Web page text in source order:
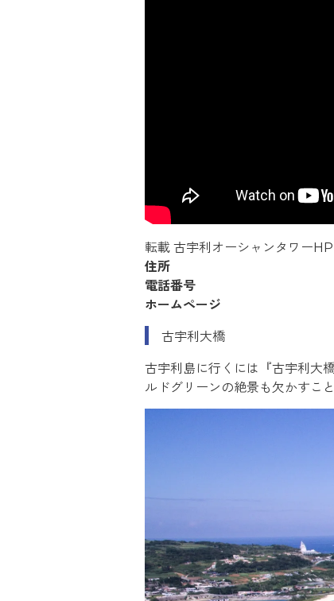
転載 古宇利オーシャンタワーHP
住所
電話番号
ホームページ
古宇利大橋
古宇利島に行くには『古宇利大
ルドグリーンの絶景も欠かすこ